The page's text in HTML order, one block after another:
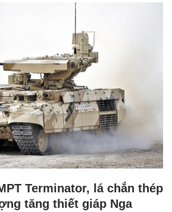
Terminator, lá chắn thép
tăng thiết giáp Nga